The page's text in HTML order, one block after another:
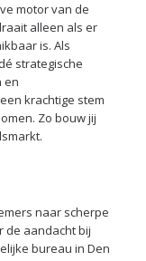
motor van de
alleen als er
is. Als
strategische
en
krachtige stem
Zo bouw jij
naar scherpe
de aandacht bij
bureau in Den